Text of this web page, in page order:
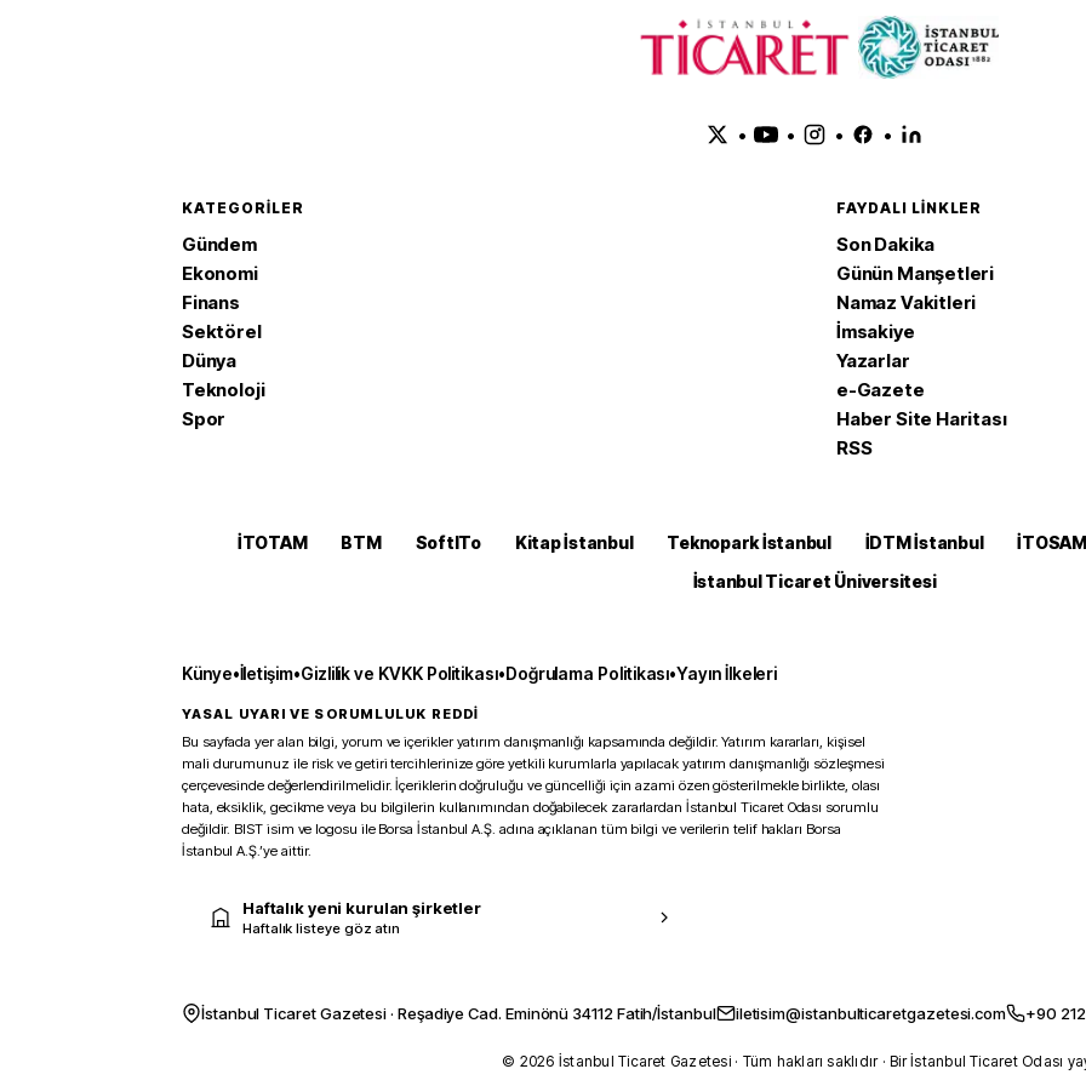
• • • •
KATEGORILER
Gündem
Ekonomi
Finans
Sektörel
Dünya
Teknoloji
Spor
FAYDALI LINKLER
Son Dakika
Günün Manşetleri
Namaz Vakitleri
İmsakiye
Yazarlar
e-Gazete
Haber Site Haritası
RSS
İTOTAM BTM SoftITo Kitap İstanbul Teknopark İstanbul İDTM İstanbul İTOSAM
İstanbul Ticaret Üniversitesi
Künye•İletişim•Gizlilik ve KVKK Politikası•Doğrulama Politikası•Yayın İlkeleri
YASAL UYARI VE SORUMLULUK REDDİ
Bu sayfada yer alan bilgi, yorum ve içerikler yatırım danışmanlığı kapsamında değildir. Yatırım kararları, kişisel
mali durumunuz ile risk ve getiri tercihlerinize göre yetkili kurumlarla yapılacak yatırım danışmanlığı sözleşmesi
çerçevesinde değerlendirilmelidir. İçeriklerin doğruluğu ve güncelliği için azami özen gösterilmekle birlikte, olası
hata, eksiklik, gecikme veya bu bilgilerin kullanımından doğabilecek zararlardan İstanbul Ticaret Odası sorumlu
değildir. BIST isim ve logosu ile Borsa İstanbul A.Ş. adına açıklanan tüm bilgi ve verilerin telif hakları Borsa
İstanbul A.Ş.’ye aittir.
Haftalık yeni kurulan şirketler
Haftalık listeye göz atın
İstanbul Ticaret Gazetesi · Reşadiye Cad. Eminönü 34112 Fatih/İstanbul iletisim@istanbulticaretgazetesi.com +90
© 2026 İstanbul Ticaret Gazetesi · Tüm hakları saklıdır · Bir İstanbul Ticaret Odası